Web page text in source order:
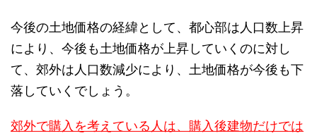
今後の土地価格の経緯として、都心部は人口数上昇
により、今後も土地価格が上昇していくのに対し
て、郊外は人口数減少により、土地価格が今後も下
落していくでしょう。
郊外で購入を考えている人は、購入後建物だけでは